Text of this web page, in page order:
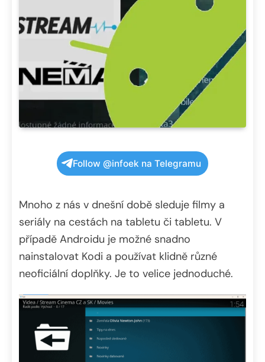
Follow @infoek na Telegramu
Mnoho z nás v dnešní době sleduje filmy a
seriály na cestách na tabletu či tabletu. V
případě Androidu je možné snadno
nainstalovat Kodi a používat klidně různé
neoficiální doplňky. Je to velice jednoduché.